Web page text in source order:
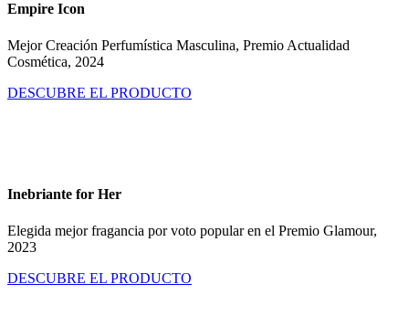
Empire Icon
Mejor Creación Perfumística Masculina, Premio Actualidad
Cosmética, 2024
DESCUBRE EL PRODUCTO
Inebriante for Her
Elegida mejor fragancia por voto popular en el Premio Glamour,
2023
DESCUBRE EL PRODUCTO